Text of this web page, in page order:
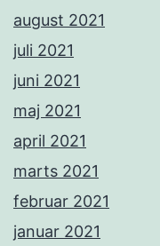
august 2021
juli 2021
juni 2021
maj 2021
april 2021
marts 2021
februar 2021
januar 2021